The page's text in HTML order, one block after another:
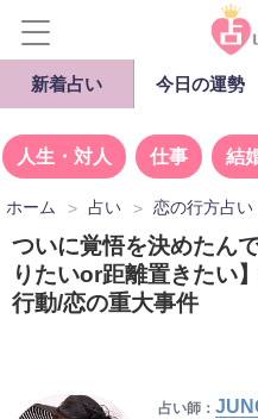
新着占い 今日の運勢
人生・対人 仕事 結
ホーム 占い 恋の行方占い
ついに覚悟を決めたん
りたいor距離置きたい
行動/恋の重大事件
占い師：